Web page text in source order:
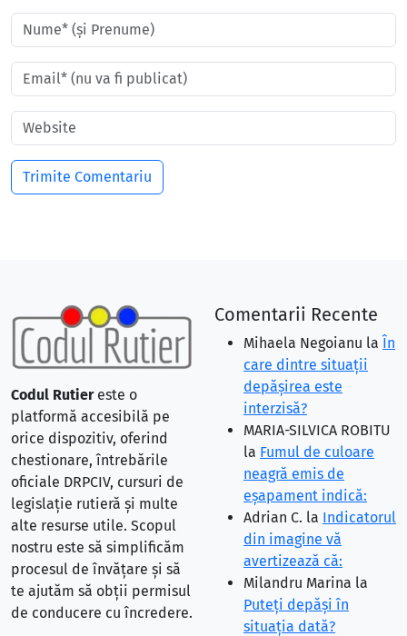
Codul Rutiereste o
platformă accesibilă pe
orice dispozitiv, oferind
chestionare, întrebările
oficiale DRPCIV, cursuri de
legislație rutieră și multe
alte resurse utile. Scopul
nostru este să simplificăm
procesul de învățare și să
te ajutăm să obții permisul
de conducere cu încredere.
Comentarii Recente
Mihaela Negoianu la În
care dintre situaţii
depăşirea este
interzisă?
MARIA-SILVICA ROBITU
la Fumul de culoare
neagră emis de
eşapament indică:
Adrian C. la Indicatorul
din imagine vă
avertizează că:
Milandru Marina la
Puteţi depăşi în
situaţia dată?